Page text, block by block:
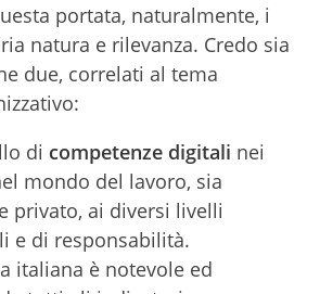
portata, naturalmente, i
natura e rilevanza. Credo sia
due, correlati al tema
di competenze digitali nei
mondo del lavoro, sia
privato, ai diversi livelli
e di responsabilità.
italiana è notevole ed